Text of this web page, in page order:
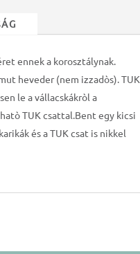
ennek a korosztálynak.
heveder (nem izzadòs). TUK
le a vállacskákròl a
TUK csattal.Bent egy kicsi
és a TUK csat is nikkel